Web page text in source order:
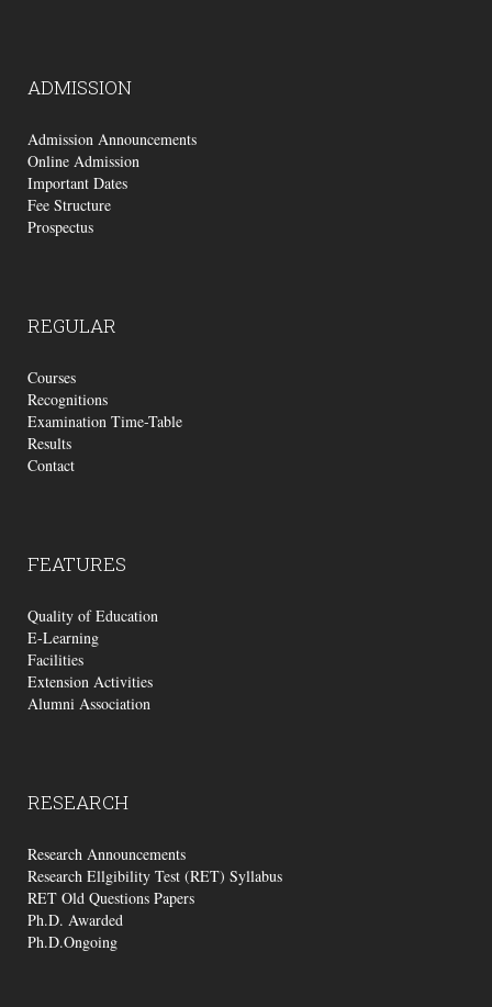
ADMISSION
Admission Announcements
Online Admission
Important Dates
Fee Structure
Prospectus
REGULAR
Courses
Recognitions
Examination Time-Table
Results
Contact
FEATURES
Quality of Education
E-Learning
Facilities
Extension Activities
Alumni Association
RESEARCH
Research Announcements
Research Ellgibility Test (RET) Syllabus
RET Old Questions Papers
Ph.D. Awarded
Ph.D.Ongoing